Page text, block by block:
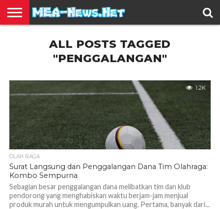
INSPIRASI
KESEHATAN
OTOMOTIFALL POSTS TAGGED
"PENGGALANGAN"
1.2K
OLAH RAGA
Surat Langsung dan Penggalangan Dana Tim Olahraga:
Kombo Sempurna
Sebagian besar penggalangan dana melibatkan tim dan klub
pendorong yang menghabiskan waktu berjam-jam menjual
produk murah untuk mengumpulkan uang. Pertama, banyak dari...